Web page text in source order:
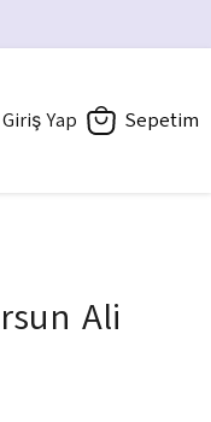
Giriş Yap Sepetim
Ali